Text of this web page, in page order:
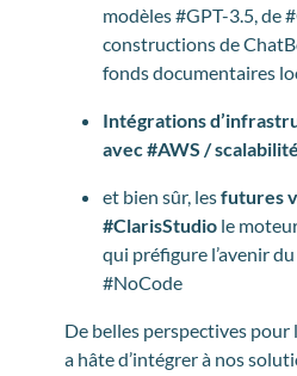
modèles #GPT-3.5, de
constructions de
fonds documentaires
Intégrations
avec #AWS / scalabilité
et bien sûr, lesfutures
#ClarisStudio le
qui préfigure l’avenir
#NoCode
De belles perspectives pour
a hâte d’intégrer à nos